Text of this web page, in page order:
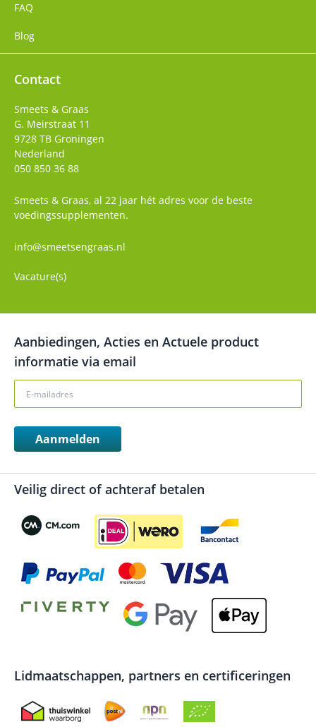
FAQ
Blog
Contact
Smeets & Graas
G. Meirstraat 11
9728 TB Groningen
Nederland
050 850 36 88
Smeets & Graas, al 22 jaar hét adres voor de beste
voedingssupplementen.
info@smeetsengraas.nl
Vacature(s)
Aanbiedingen, Acties en Actuele product
informatie via email
Aanmelden
Veilig direct of achteraf betalen
Lidmaatschappen, partners en certificeringen